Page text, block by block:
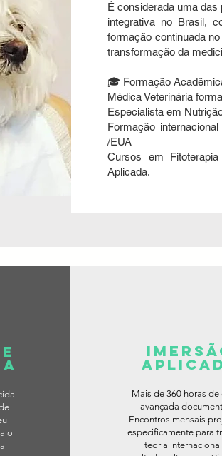
É considerada uma
integrativa no Brasil,
formação continuada
transformação da
🎓 Formação
Médica Veterinária
Especialista em
Formação
/EUA
Cursos em
Aplicada.
o
Mais de 360 horas de
avançada
Encontros mensais
especificamente para
teoria